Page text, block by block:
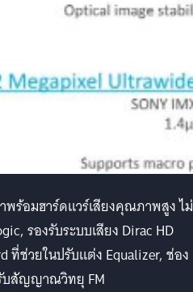
พร้อมฮาร์ดแวร์เสียงคุณภาพสูง ไ
รองรับระบบเสียง Dirac HD
ที่ช่วยในปรับแต่ง Equalizer, ช่อง
บสัญญาณวิทยุ FM